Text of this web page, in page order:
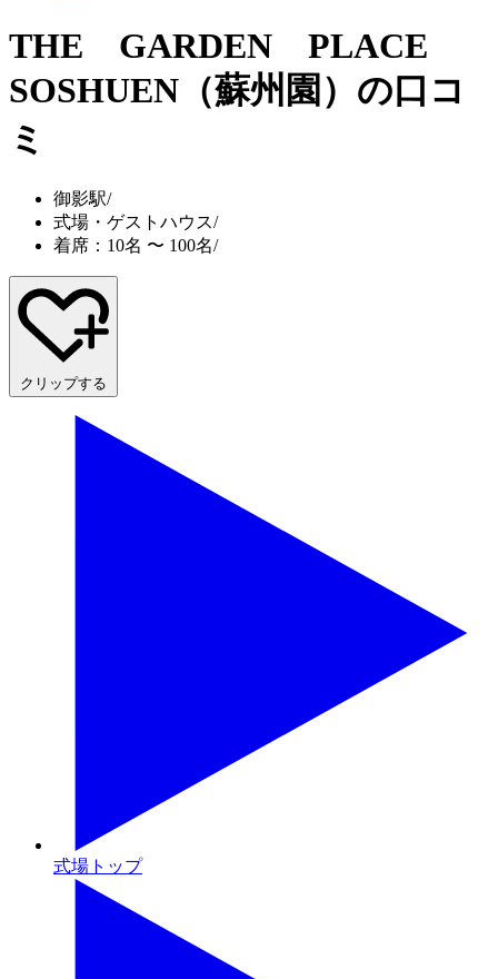
THE GARDEN PLACE
SOSHUEN（蘇州園） の口コ
ミ
御影駅/
式場・ゲストハウス/
着席：10名 〜 100名/
クリップする
式場トップ